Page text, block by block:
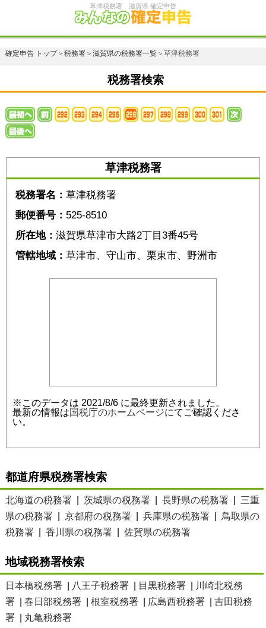
草津税務署 滋賀県 確定申告
確定申告 トップ＞ 税務署＞ 滋賀県の税務署一覧＞草津税務署
税務署検索
草津税務署
税務署名： 草津税務署
郵便番号： 525-8510
所在地： 滋賀県草津市大路2丁目3番45号
管轄地域： 草津市、守山市、栗東市、野洲市
※このデータは 2021/8/6 に最終更新されました。
最新の情報は国税庁のホームページにてご確認くださ
い。
都道府県税務署検索
北海道の税務署| 茨城県の税務署| 長野県の税務署| 三重
県の税務署| 京都府の税務署| 兵庫県の税務署| 鳥取県の
税務署| 香川県の税務署| 佐賀県の税務署
地域税務署検索
日本橋税務署| 八王子税務署| 目黒税務署|
川崎北税務
署| 春日部税務署| 根室税務署| 広島西税務署| 吉田税務
署| 丸亀税務署